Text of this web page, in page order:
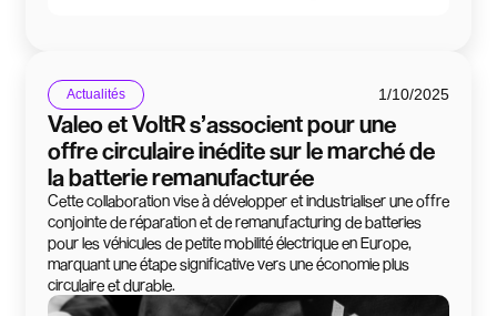
Actualités 1/10/2025
Valeo et VoltR s’associent pour une
offre circulaire inédite sur le marché de
la batterie remanufacturée
Cette collaboration vise à développer et industrialiser une offre
conjointe de réparation et de remanufacturing de batteries
pour les véhicules de petite mobilité électrique en Europe,
marquant une étape significative vers une économie plus
circulaire et durable.